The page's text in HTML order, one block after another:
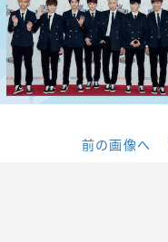
前の画像へ